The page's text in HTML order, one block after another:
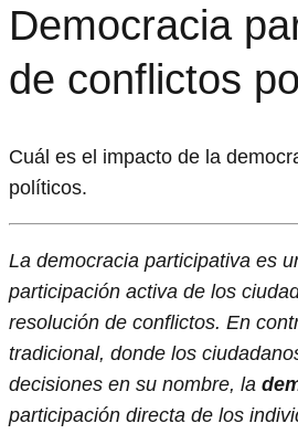
Democracia
de conflictos
Cuál es el impacto de la
políticos.
La democracia participativa es
participación activa de los
resolución de conflictos. En
tradicional, donde los
decisiones en su nombre, la
participación directa de los